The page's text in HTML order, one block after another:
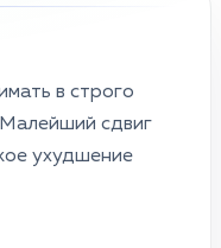
в строго
сдвиг
ухудшение